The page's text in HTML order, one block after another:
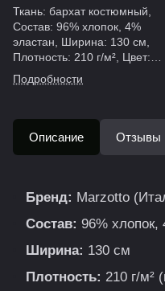
Ткань: бархат костюмный,
Состав: 96% хлопок, 4%
эластан, Ширина: 130 см,
Плотность: 210 г/м², Цвет:
мятный (пастельный),
Производитель: Marzotto,
Подробности
Описание Отзывы
Бренд: Marzotto
Состав: 96% хлопок,
Ширина: 130 см
Плотность: 210 г/м²